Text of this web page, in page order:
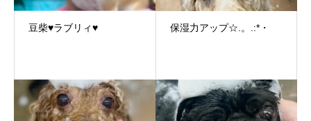
豆柴♥ラブリィ♥ 保湿力アップ☆.。.:*・